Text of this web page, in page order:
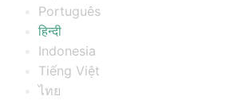
Português
हिन्दी
Indonesia
Tiếng Việt
ไทย